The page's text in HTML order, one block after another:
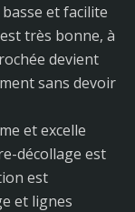
et facilite
très bonne, à
devient
sans devoir
et excelle
décollage est
est
et lignes